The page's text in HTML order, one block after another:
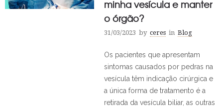
minha vesícula e manter
o órgão?
31/03/2023 by ceres in Blog
Os pacientes que apresentam
sintomas causados por pedras na
vesícula têm indicação cirúrgica e
a única forma de tratamento é a
retirada da vesícula biliar, as outras